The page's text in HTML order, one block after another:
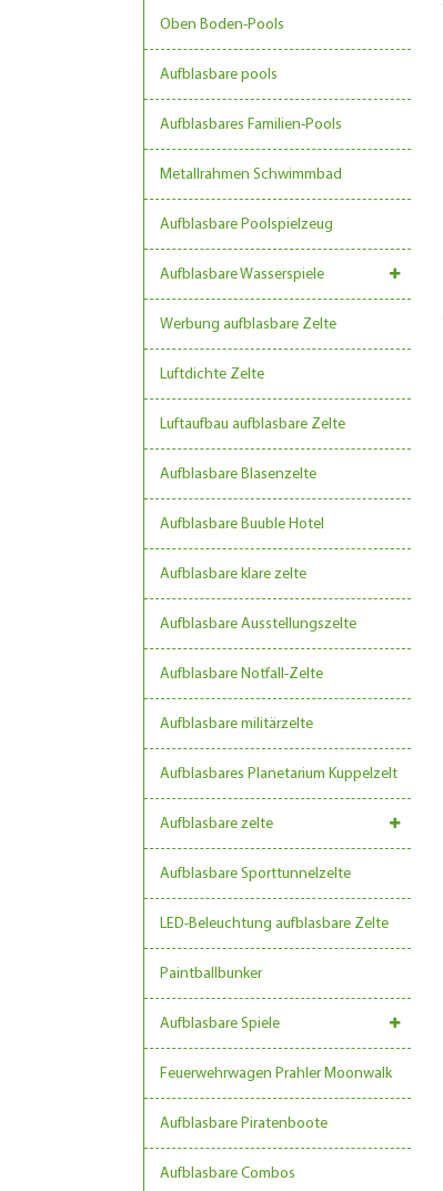
Oben Boden-Pools
Aufblasbare pools
Aufblasbares Familien-Pools
Metallrahmen Schwimmbad
Aufblasbare Poolspielzeug
Aufblasbare Wasserspiele
Werbung aufblasbare Zelte
Luftdichte Zelte
Luftaufbau aufblasbare Zelte
Aufblasbare Blasenzelte
Aufblasbare Buuble Hotel
Aufblasbare klare zelte
Aufblasbare Ausstellungszelte
Aufblasbare Notfall-Zelte
Aufblasbare militärzelte
Aufblasbares Planetarium Kuppelzelt
Aufblasbare zelte
Aufblasbare Sporttunnelzelte
LED-Beleuchtung aufblasbare Zelte
Paintballbunker
Aufblasbare Spiele
Feuerwehrwagen Prahler Moonwalk
Aufblasbare Piratenboote
Aufblasbare Combos